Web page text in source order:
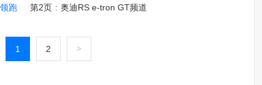
跑 第2页 : 奥迪RS e-tron GT频道
1 2 >